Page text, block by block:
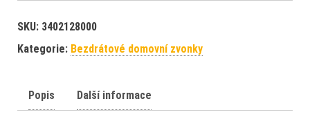
SKU: 3402128000
Kategorie: Bezdrátové domovní zvonky
Popis Další informace